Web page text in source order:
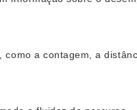
a contagem, a